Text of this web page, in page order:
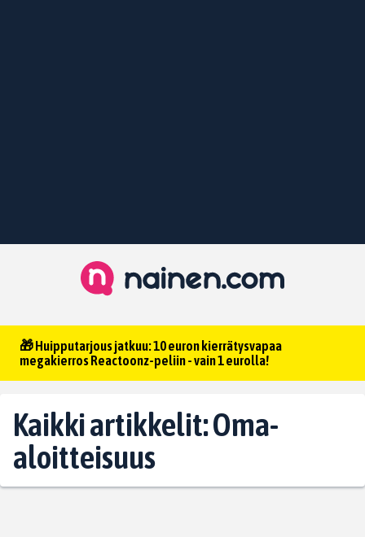
🎁 Huipputarjous jatkuu: 10 euron kierrätysvapaa
megakierros Reactoonz-peliin - vain 1 eurolla!
Kaikki artikkelit: Oma-
aloitteisuus